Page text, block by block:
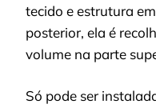
tecido e estrutura
posterior, ela é
volume na parte
Só pode ser